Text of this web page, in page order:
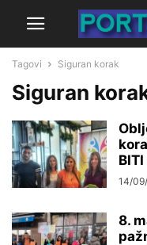
Tagovi Siguran korak
Siguran
BITI
14/
8.